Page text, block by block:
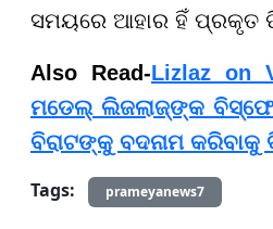
ସମୟରେ ଆହାର ହିଁ ପ୍ରକୃତ
Also Read-Lizlaz on
ମଡେଲ୍‌ ଲିଜଲାଜ୍‌ଙ୍କ
ବିରାଟଙ୍କୁ ବଦନାମ କରିବାକୁ
Tags:
prameyanews7